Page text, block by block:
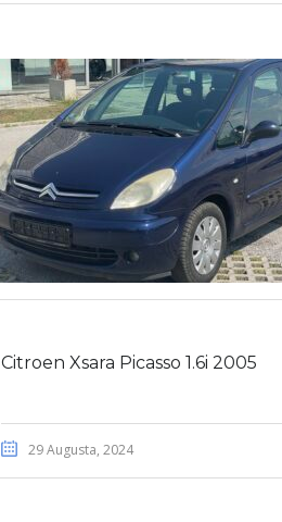
Citroen Xsara Picasso 1.6i 2005
29 Augusta, 2024